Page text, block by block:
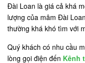
Đài Loan là giá cả khá
lượng của mâm Đài
thường khá khó tìm với
Quý khách có nhu cầu
lòng gọi điện đến Kênh